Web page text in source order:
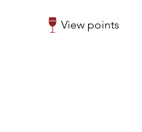
View points